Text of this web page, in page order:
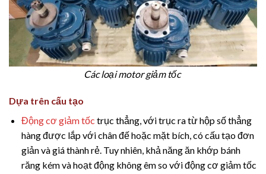
Các loại motor giảm tốc
Dựa trên cấu tạo
Động cơ giảm tốc trục thẳng, với trục ra từ hộp số thẳng
hàng được lắp với chân đế hoặc mặt bích, có cấu tạo đơn
giản và giá thành rẻ. Tuy nhiên, khả năng ăn khớp bánh
răng kém và hoạt động không êm so với động cơ giảm tốc